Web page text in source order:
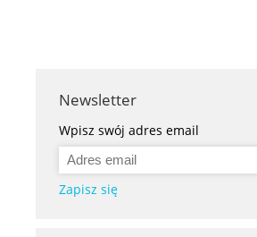
Newsletter
Wpisz swój adres email
Zapisz się